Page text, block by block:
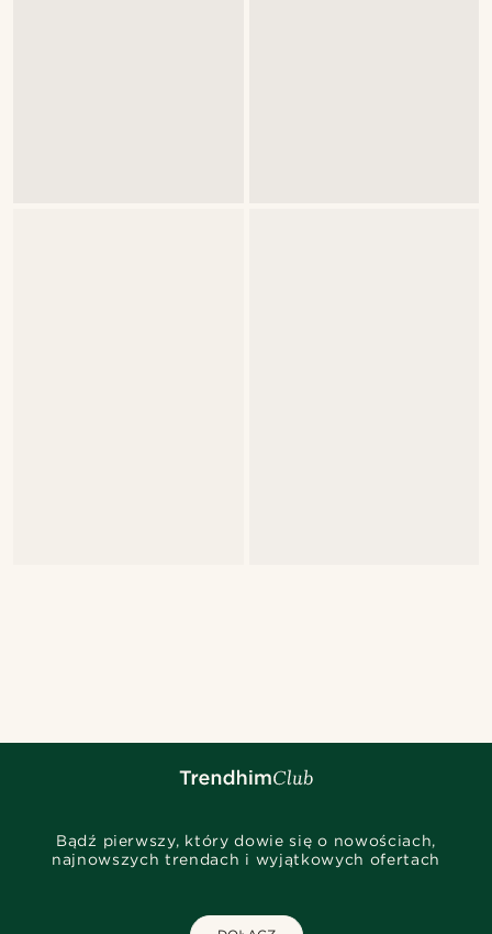
Bądź pierwszy, który dowie się o nowościach,
najnowszych trendach i wyjątkowych ofertach